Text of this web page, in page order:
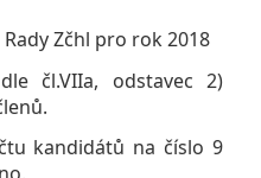
Zčhl pro rok 2018
čl.VIIa, odstavec 2)
kandidátů na číslo 9